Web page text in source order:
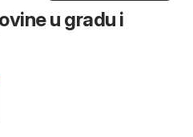
u gradu i